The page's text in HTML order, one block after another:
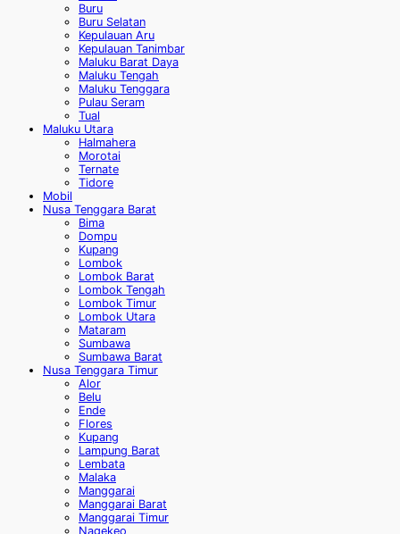
Buru
Buru Selatan
Kepulauan Aru
Kepulauan Tanimbar
Maluku Barat Daya
Maluku Tengah
Maluku Tenggara
Pulau Seram
Tual
Maluku Utara
Halmahera
Morotai
Ternate
Tidore
Mobil
Nusa Tenggara Barat
Bima
Dompu
Kupang
Lombok
Lombok Barat
Lombok Tengah
Lombok Timur
Lombok Utara
Mataram
Sumbawa
Sumbawa Barat
Nusa Tenggara Timur
Alor
Belu
Ende
Flores
Kupang
Lampung Barat
Lembata
Malaka
Manggarai
Manggarai Barat
Manggarai Timur
Nagekeo